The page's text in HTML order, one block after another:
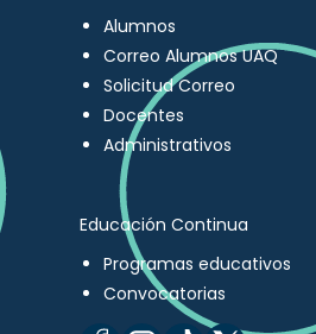
Alumnos
Correo Alumnos UAQ
Solicitud Correo
Docentes
Administrativos
Educación Continua
Programas educativos
Convocatorias